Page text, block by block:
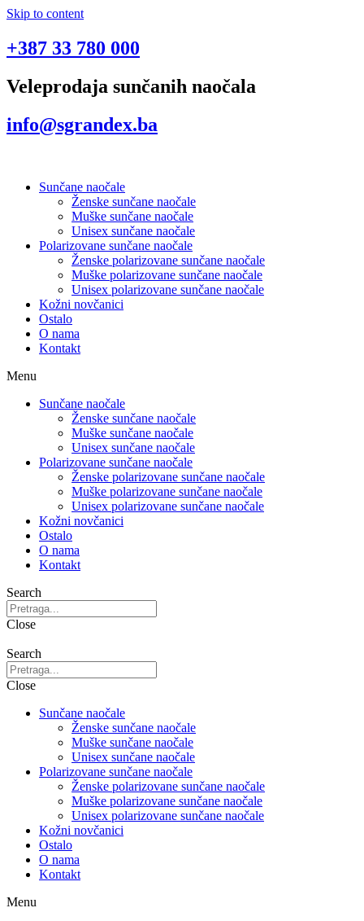
Skip to content
+387 33 780 000
Veleprodaja sunčanih naočala
info@sgrandex.ba
Sunčane naočale
Ženske sunčane naočale
Muške sunčane naočale
Unisex sunčane naočale
Polarizovane sunčane naočale
Ženske polarizovane sunčane naočale
Muške polarizovane sunčane naočale
Unisex polarizovane sunčane naočale
Kožni novčanici
Ostalo
O nama
Kontakt
Menu
Sunčane naočale
Ženske sunčane naočale
Muške sunčane naočale
Unisex sunčane naočale
Polarizovane sunčane naočale
Ženske polarizovane sunčane naočale
Muške polarizovane sunčane naočale
Unisex polarizovane sunčane naočale
Kožni novčanici
Ostalo
O nama
Kontakt
Search
Close
Search
Close
Sunčane naočale
Ženske sunčane naočale
Muške sunčane naočale
Unisex sunčane naočale
Polarizovane sunčane naočale
Ženske polarizovane sunčane naočale
Muške polarizovane sunčane naočale
Unisex polarizovane sunčane naočale
Kožni novčanici
Ostalo
O nama
Kontakt
Menu